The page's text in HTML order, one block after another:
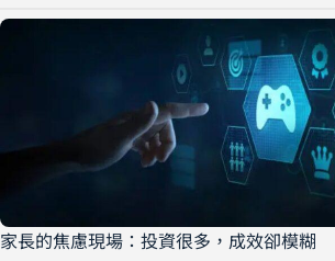
家長的焦慮現場：投資很多，成效卻模糊